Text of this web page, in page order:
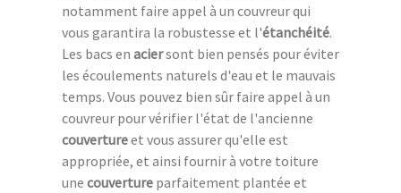
notamment faire appel à un couvreur qui
vous garantira la robustesse et l'étanchéité.
Les bacs en aciersont bien pensés pour éviter
les écoulements naturels d'eau et le mauvais
temps. Vous pouvez bien sûr faire appel à un
couvreur pour vérifier l'état de l'ancienne
couvertureet vous assurer qu'elle est
appropriée, et ainsi fournir à votre toiture
une couverture parfaitement plantée et